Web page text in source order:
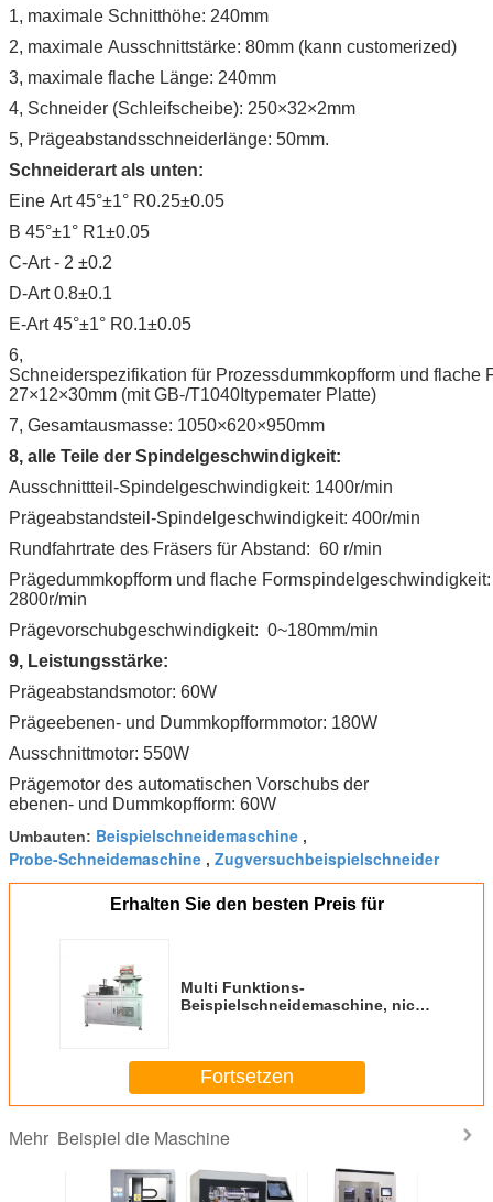
1, maximale Schnitthöhe: 240mm
2, maximale Ausschnittstärke: 80mm (kann customerized)
3, maximale flache Länge: 240mm
4, Schneider (Schleifscheibe): 250×32×2mm
5, Prägeabstandsschneiderlänge: 50mm.
Schneiderart als unten:
Eine Art 45°±1° R0.25±0.05
B 45°±1° R1±0.05
C-Art - 2 ±0.2
D-Art 0.8±0.1
E-Art 45°±1° R0.1±0.05
6,
Schneiderspezifikation für Prozessdummkopfform und flache
27×12×30mm (mit GB-/T1040Ιtypemater Platte)
7, Gesamtausmasse: 1050×620×950mm
8, alle Teile der Spindelgeschwindigkeit:
Ausschnittteil-Spindelgeschwindigkeit: 1400r/min
Prägeabstandsteil-Spindelgeschwindigkeit: 400r/min
Rundfahrtrate des Fräsers für Abstand: 60 r/min
Prägedummkopfform und flache Formspindelgeschwindigkeit:
2800r/min
Prägevorschubgeschwindigkeit: 0~180mm/min
9, Leistungsstärke:
Prägeabstandsmotor: 60W
Prägeebenen- und Dummkopfformmotor: 180W
Ausschnittmotor: 550W
Prägemotor des automatischen Vorschubs der
ebenen- und Dummkopfform: 60W
Umbauten: Beispielschneidemaschine ,
Probe-Schneidemaschine , Zugversuchbeispielschneider
Erhalten Sie den besten Preis für
Multi Funktions-
Beispielschneidemaschine, nicht
Fortsetzen
Mehr Beispiel die Maschine